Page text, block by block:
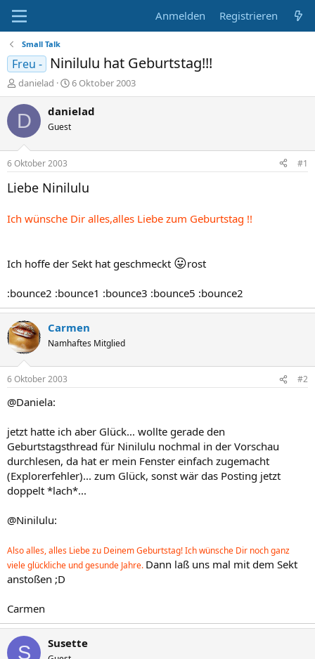
Anmelden Registrieren
Small Talk
Freu - Ninilulu hat Geburtstag!!!
E
r
s
l
e
r
danielad
E
r
s
t
a
m
6 Oktober 2003
D danielad
Guest
6 Oktober 2003 #1
Liebe Ninilulu
Ich wünsche Dir alles,alles Liebe zum Geburtstag !!
Ich hoffe der Sekt hat geschmeckt 😛rost
:bounce2 :bounce1 :bounce3 :bounce5 :bounce2
Carmen
Namhaftes Mitglied
6 Oktober 2003 #2
@Daniela:
jetzt hatte ich aber Glück... wollte gerade den
Geburtstagsthread für Ninilulu nochmal in der Vorschau
durchlesen, da hat er mein Fenster einfach zugemacht
(Explorerfehler)... zum Glück, sonst wär das Posting jetzt
doppelt *lach*...
@Ninilulu:
Also alles, alles Liebe zu Deinem Geburtstag! Ich wünsche Dir noch ganz
viele glückliche und gesunde Jahre. Dann laß uns mal mit dem Sekt
anstoßen ;D
Carmen
S Susette